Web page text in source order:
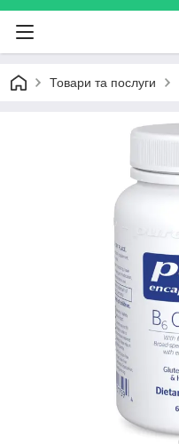
Товари та послуги